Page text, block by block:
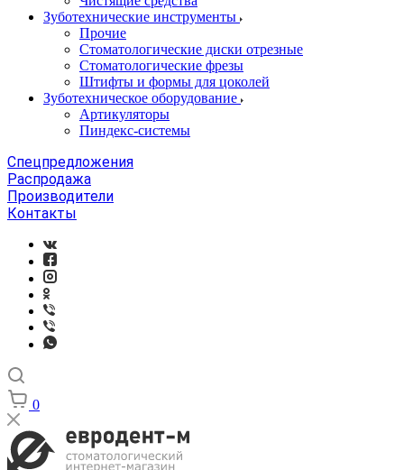
Зуботехнические инструменты
Прочие
Стоматологические диски отрезные
Стоматологические фрезы
Штифты и формы для цоколей
Зуботехническое оборудование
Артикуляторы
Пиндекс-системы
Спецпредложения
Распродажа
Производители
Контакты
0